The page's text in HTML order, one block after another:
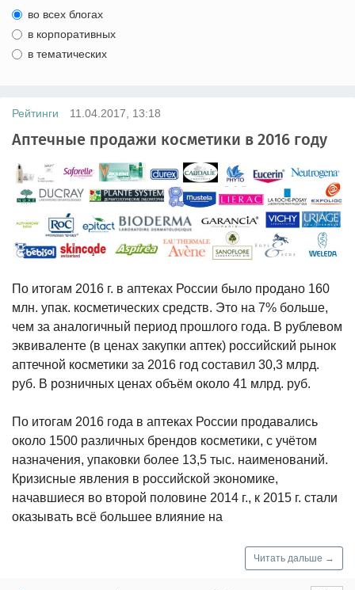
во всех блогах
в корпоративных
в тематических
Рейтинги 11.04.2017, 13:18
Аптечные продажи косметики в 2016 году
По итогам 2016 г. в аптеках России было продано 160
млн. упак. косметических средств. Это на 7% больше,
чем за аналогичный период прошлого года. В рублевом
эквиваленте (в ценах закупки аптек) российский рынок
аптечной косметики за 2016 год составил 30,3 млрд.
руб. В розничных ценах объём около 41 млрд. руб.
По итогам 2016 года в аптеках России продавались
около 1500 различных брендов косметики, с учётом
назначения, упаковки более 13,5 тыс. наименований.
Кризисные явления в российской экономике,
начавшиеся во второй половине 2014 г., к 2015 г. стали
оказывать всё большее влияние на
Читать дальше →